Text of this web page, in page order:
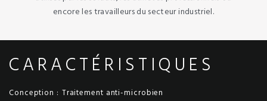
encore les travailleurs du secteur industriel.
CARACTÉRISTIQUES
Conception : Traitement anti-microbien